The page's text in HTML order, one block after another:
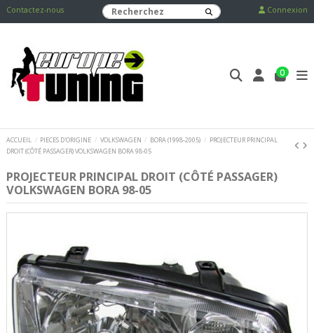
Contactez-nous Connexion
0
ACCUEIL PIECES D'ORIGINE VOLKSWAGEN BORA (1998-2005)
PROJECTEUR PRINCIPAL
DROIT (CÔTÉ PASSAGER) VOLKSWAGEN BORA 98-05
PROJECTEUR PRINCIPAL DROIT (CÔTÉ PASSAGER)
VOLKSWAGEN BORA 98-05